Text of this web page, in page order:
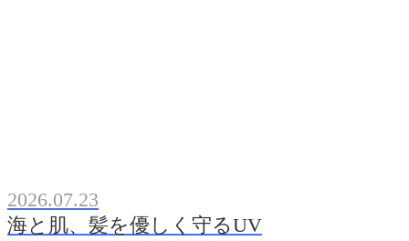
2026.07.23
海と肌、髪を優しく守るUV